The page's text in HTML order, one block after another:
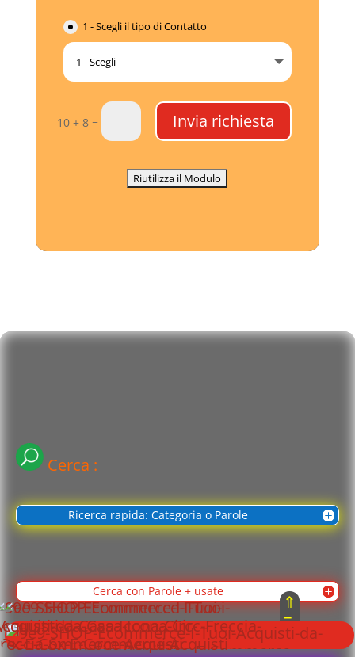
1 - Scegli il tipo di Contatto
10 + 8 = Invia richiesta
Cerca :
Ricerca rapida: Categoria o Parole
Cerca con Parole + usate
⇑
≡
⇓